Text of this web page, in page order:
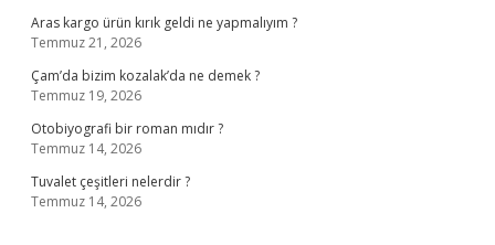
Aras kargo ürün kırık geldi ne yapmalıyım ?
Temmuz 21, 2026
Çam’da bizim kozalak’da ne demek ?
Temmuz 19, 2026
Otobiyografi bir roman mıdır ?
Temmuz 14, 2026
Tuvalet çeşitleri nelerdir ?
Temmuz 14, 2026